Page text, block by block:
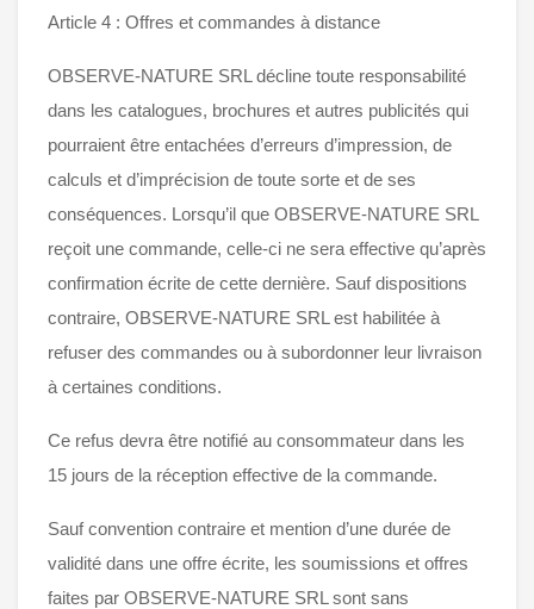
Article 4 : Offres et commandes à distance
OBSERVE-NATURE SRL décline toute responsabilité
dans les catalogues, brochures et autres publicités qui
pourraient être entachées d’erreurs d’impression, de
calculs et d’imprécision de toute sorte et de ses
conséquences. Lorsqu’il que OBSERVE-NATURE SRL
reçoit une commande, celle-ci ne sera effective qu’après
confirmation écrite de cette dernière. Sauf dispositions
contraire, OBSERVE-NATURE SRL est habilitée à
refuser des commandes ou à subordonner leur livraison
à certaines conditions.
Ce refus devra être notifié au consommateur dans les
15 jours de la réception effective de la commande.
Sauf convention contraire et mention d’une durée de
validité dans une offre écrite, les soumissions et offres
faites par OBSERVE-NATURE SRL sont sans